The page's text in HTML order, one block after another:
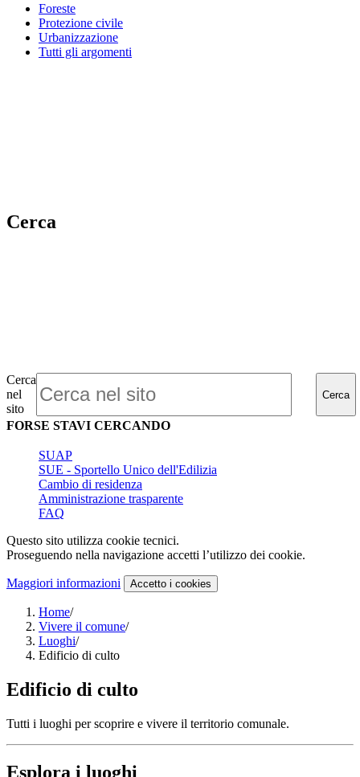
Foreste
Protezione civile
Urbanizzazione
Tutti gli argomenti
Cerca
Cerca
nel
sito
Cerca
FORSE STAVI CERCANDO
SUAP
SUE - Sportello Unico dell'Edilizia
Cambio di residenza
Amministrazione trasparente
FAQ
Questo sito utilizza cookie tecnici.
Proseguendo nella navigazione accetti l’utilizzo dei cookie.
Maggiori informazioni Accetto i cookies
Home/
Vivere il comune/
Luoghi/
Edificio di culto
Edificio di culto
Tutti i luoghi per scoprire e vivere il territorio comunale.
Esplora i luoghi